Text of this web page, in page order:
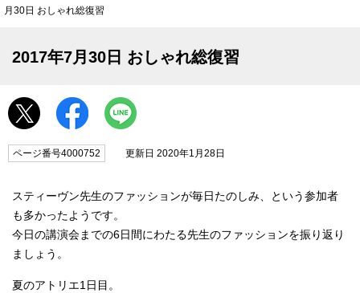
月30日 おしゃれ総復習
2017年7月30日 おしゃれ総復習
ページ番号4000752 更新日 2020年1月28日
スティーヴン先生のファッションが毎日たのしみ、という参加者
も多かったようです。
今日の講演会までの6日間にわたる先生のファッションを振り返り
ましょう。
夏のアトリエ1日目。